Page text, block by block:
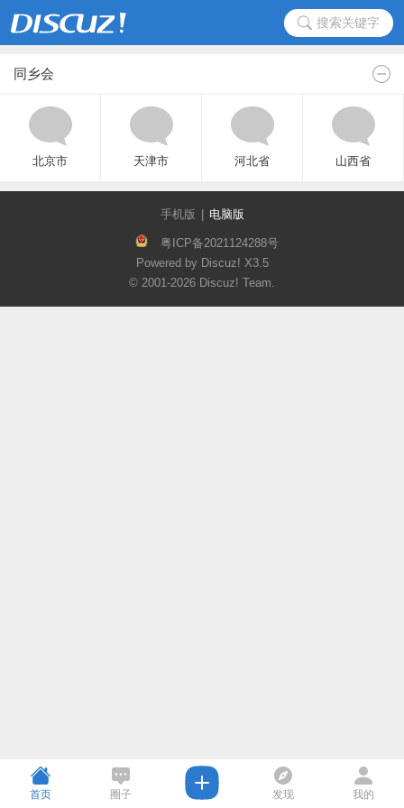
搜索关键字
同乡会
北京市 天津市 河北省 山西省
手机版 电脑版
粤ICP备2021124288号
Powered by Discuz! X3.5
© 2001-2026 Discuz! Team.
首页 圈子 发现 我的